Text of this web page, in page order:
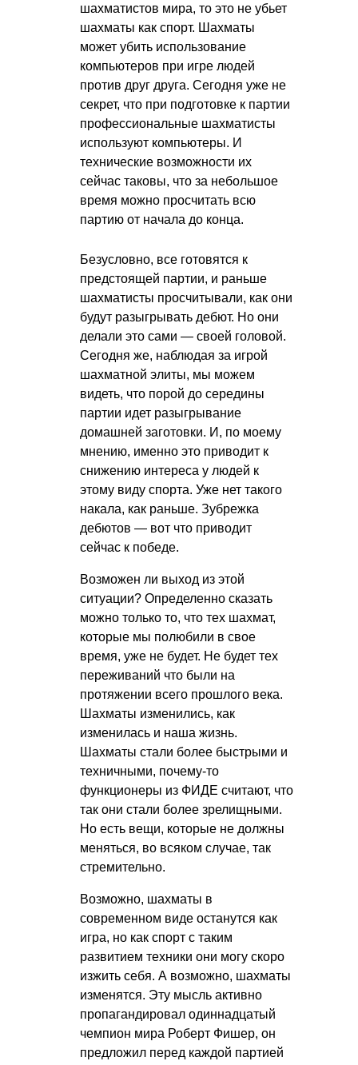
шахматистов мира, то это не убьет
шахматы как спорт. Шахматы
может убить использование
компьютеров при игре людей
против друг друга. Сегодня уже не
секрет, что при подготовке к партии
профессиональные шахматисты
используют компьютеры. И
технические возможности их
сейчас таковы, что за небольшое
время можно просчитать всю
партию от начала до конца.
Безусловно, все готовятся к
предстоящей партии, и раньше
шахматисты просчитывали, как они
будут разыгрывать дебют. Но они
делали это сами — своей головой.
Сегодня же, наблюдая за игрой
шахматной элиты, мы можем
видеть, что порой до середины
партии идет разыгрывание
домашней заготовки. И, по моему
мнению, именно это приводит к
снижению интереса у людей к
этому виду спорта. Уже нет такого
накала, как раньше. Зубрежка
дебютов — вот что приводит
сейчас к победе.
Возможен ли выход из этой
ситуации? Определенно сказать
можно только то, что тех шахмат,
которые мы полюбили в свое
время, уже не будет. Не будет тех
переживаний что были на
протяжении всего прошлого века.
Шахматы изменились, как
изменилась и наша жизнь.
Шахматы стали более быстрыми и
техничными, почему-то
функционеры из ФИДЕ считают, что
так они стали более зрелищными.
Но есть вещи, которые не должны
меняться, во всяком случае, так
стремительно.
Возможно, шахматы в
современном виде останутся как
игра, но как спорт с таким
развитием техники они могу скоро
изжить себя. А возможно, шахматы
изменятся. Эту мысль активно
пропагандировал одиннадцатый
чемпион мира Роберт Фишер, он
предложил перед каждой партией